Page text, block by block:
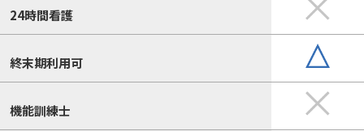
24時間看護
終末期利用可
機能訓練士